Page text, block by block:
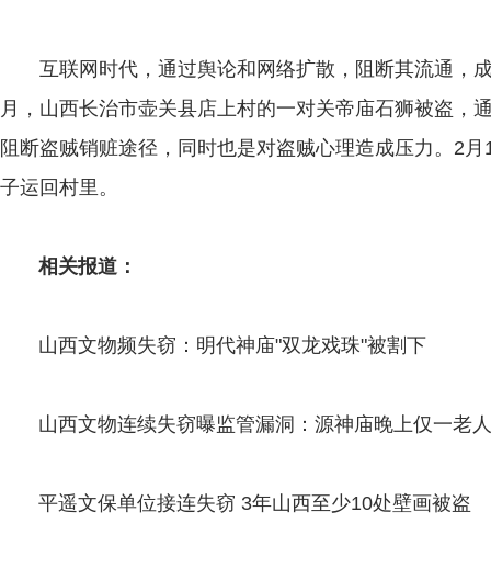
互联网时代，通过舆论和网络扩散，阻断其流通，
月，山西长治市壶关县店上村的一对关帝庙石狮被盗，
阻断盗贼销赃途径，同时也是对盗贼心理造成压力。2
子运回村里。
相关报道：
山西文物频失窃：明代神庙"双龙戏珠"被割下
山西文物连续失窃曝监管漏洞：源神庙晚上仅一老
平遥文保单位接连失窃 3年山西至少10处壁画被盗